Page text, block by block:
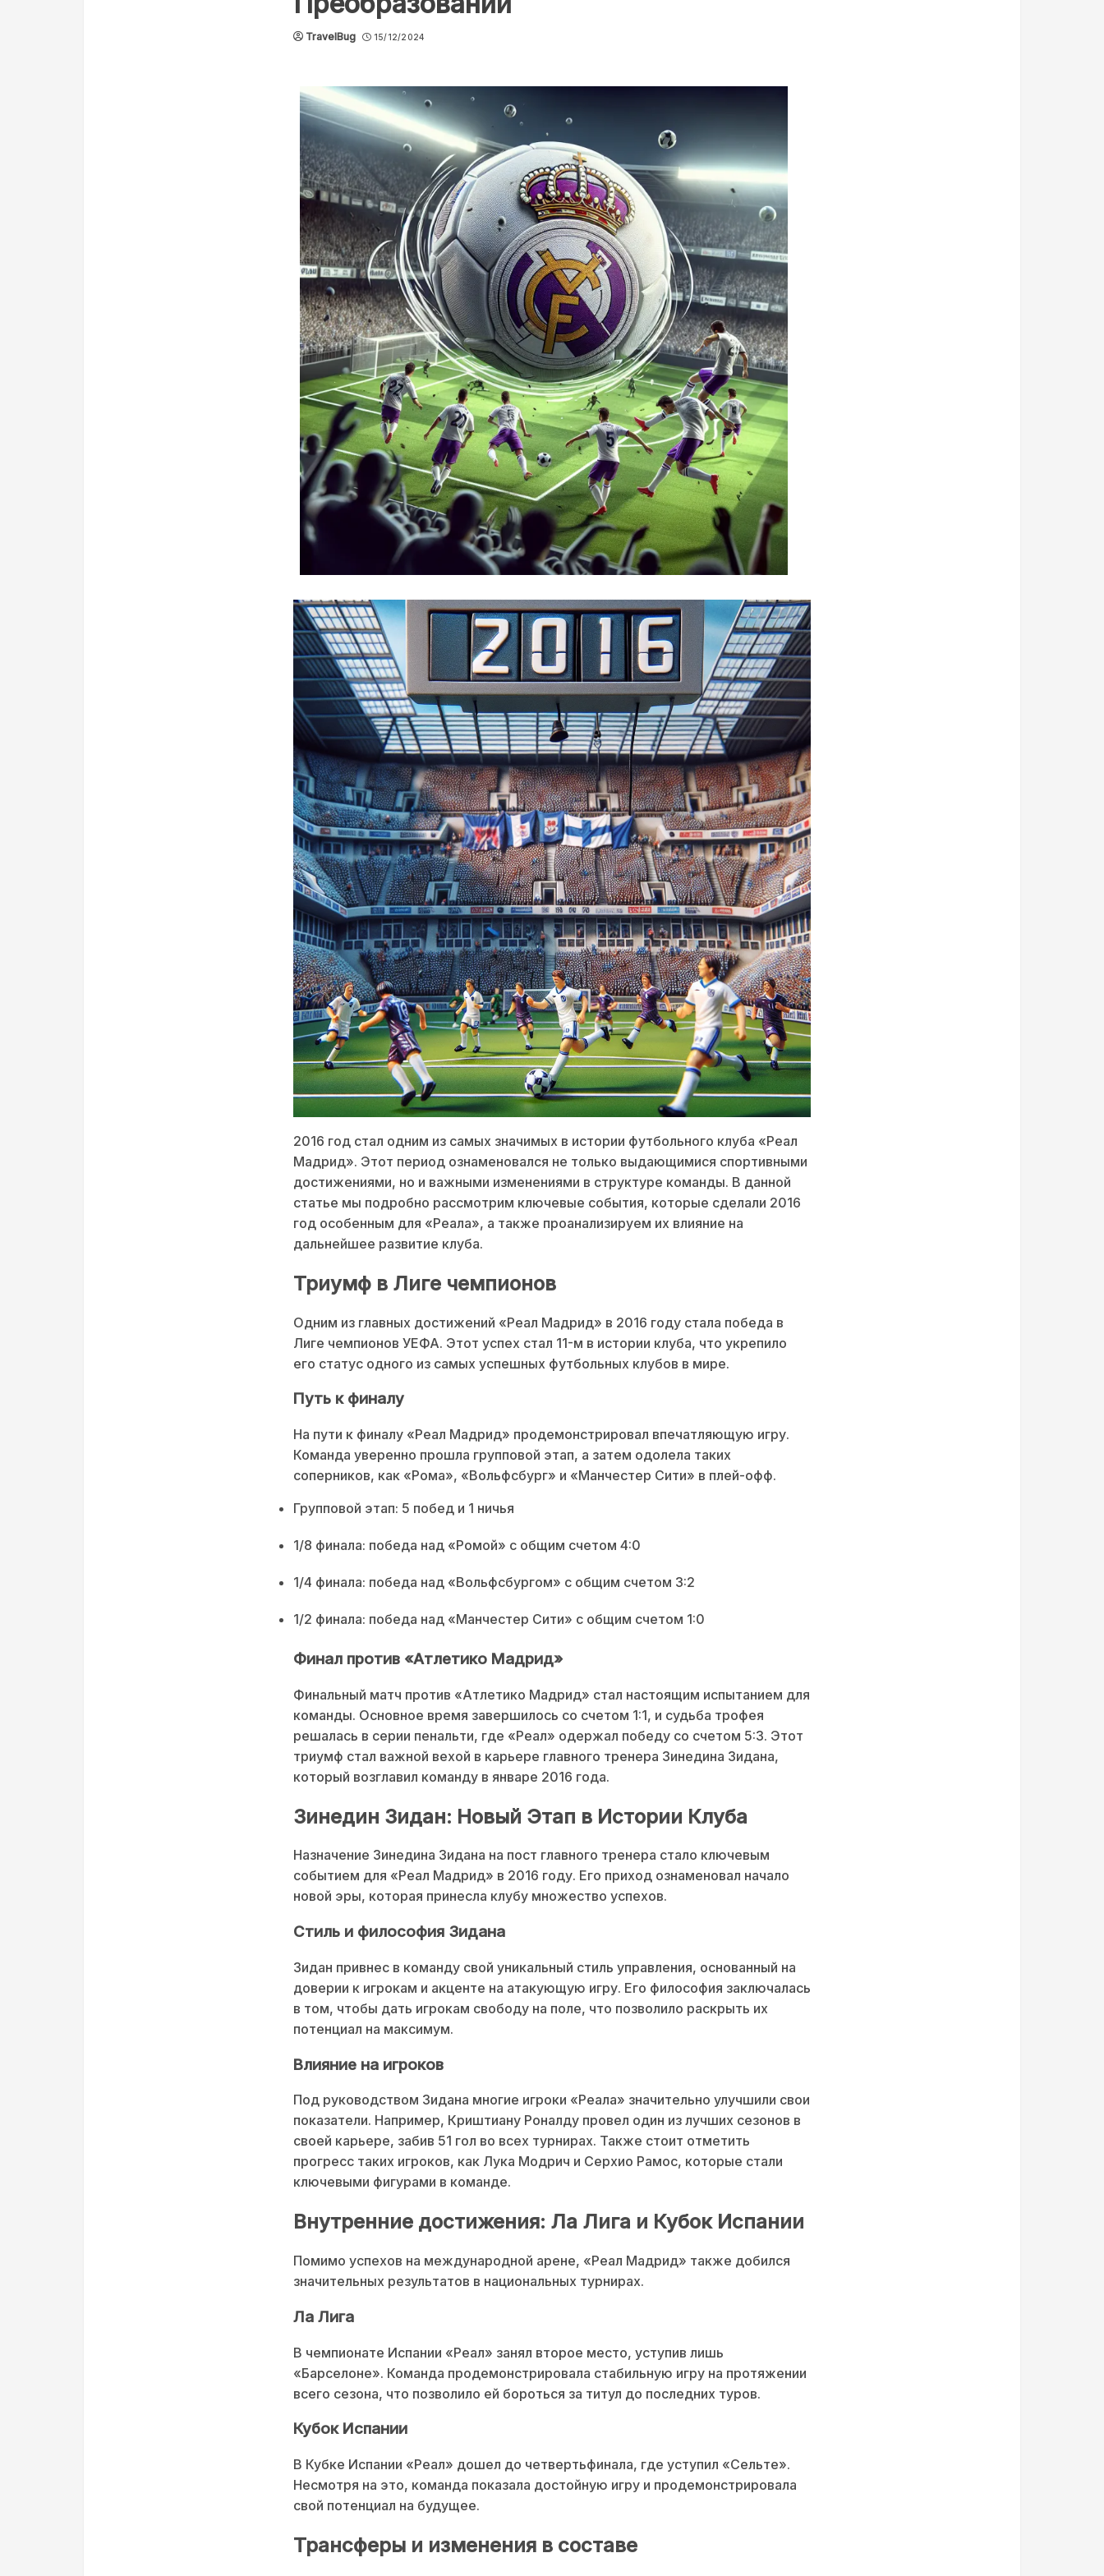
TravelBug 15/12/2024
2016 год стал одним из самых значимых в истории футбольного клуба «Реал
Мадрид». Этот период ознаменовался не только выдающимися спортивными
достижениями, но и важными изменениями в структуре команды. В данной
статье мы подробно рассмотрим ключевые события, которые сделали 2016
год особенным для «Реала», а также проанализируем их влияние на
дальнейшее развитие клуба.
Триумф в Лиге чемпионов
Одним из главных достижений «Реал Мадрид» в 2016 году стала победа в
Лиге чемпионов УЕФА. Этот успех стал 11-м в истории клуба, что укрепило
его статус одного из самых успешных футбольных клубов в мире.
Путь к финалу
На пути к финалу «Реал Мадрид» продемонстрировал впечатляющую игру.
Команда уверенно прошла групповой этап, а затем одолела таких
соперников, как «Рома», «Вольфсбург» и «Манчестер Сити» в плей-офф.
Групповой этап: 5 побед и 1 ничья
1/8 финала: победа над «Ромой» с общим счетом 4:0
1/4 финала: победа над «Вольфсбургом» с общим счетом 3:2
1/2 финала: победа над «Манчестер Сити» с общим счетом 1:0
Финал против «Атлетико Мадрид»
Финальный матч против «Атлетико Мадрид» стал настоящим испытанием для
команды. Основное время завершилось со счетом 1:1, и судьба трофея
решалась в серии пенальти, где «Реал» одержал победу со счетом 5:3. Этот
триумф стал важной вехой в карьере главного тренера Зинедина Зидана,
который возглавил команду в январе 2016 года.
Зинедин Зидан: Новый Этап в Истории Клуба
Назначение Зинедина Зидана на пост главного тренера стало ключевым
событием для «Реал Мадрид» в 2016 году. Его приход ознаменовал начало
новой эры, которая принесла клубу множество успехов.
Стиль и философия Зидана
Зидан привнес в команду свой уникальный стиль управления, основанный на
доверии к игрокам и акценте на атакующую игру. Его философия заключалась
в том, чтобы дать игрокам свободу на поле, что позволило раскрыть их
потенциал на максимум.
Влияние на игроков
Под руководством Зидана многие игроки «Реала» значительно улучшили свои
показатели. Например, Криштиану Роналду провел один из лучших сезонов в
своей карьере, забив 51 гол во всех турнирах. Также стоит отметить
прогресс таких игроков, как Лука Модрич и Серхио Рамос, которые стали
ключевыми фигурами в команде.
Внутренние достижения: Ла Лига и Кубок Испании
Помимо успехов на международной арене, «Реал Мадрид» также добился
значительных результатов в национальных турнирах.
Ла Лига
В чемпионате Испании «Реал» занял второе место, уступив лишь
«Барселоне». Команда продемонстрировала стабильную игру на протяжении
всего сезона, что позволило ей бороться за титул до последних туров.
Кубок Испании
В Кубке Испании «Реал» дошел до четвертьфинала, где уступил «Сельте».
Несмотря на это, команда показала достойную игру и продемонстрировала
свой потенциал на будущее.
Трансферы и изменения в составе